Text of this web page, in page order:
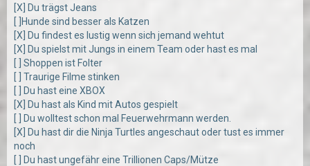
[X] Du trägst Jeans
[ ]Hunde sind besser als Katzen
[X] Du findest es lustig wenn sich jemand wehtut
[X] Du spielst mit Jungs in einem Team oder hast es mal
[ ] Shoppen ist Folter
[ ] Traurige Filme stinken
[ ] Du hast eine XBOX
[X] Du hast als Kind mit Autos gespielt
[ ] Du wolltest schon mal Feuerwehrmann werden.
[X] Du hast dir die Ninja Turtles angeschaut oder tust es immer
noch
[ ] Du hast ungefähr eine Trillionen Caps/Mütze